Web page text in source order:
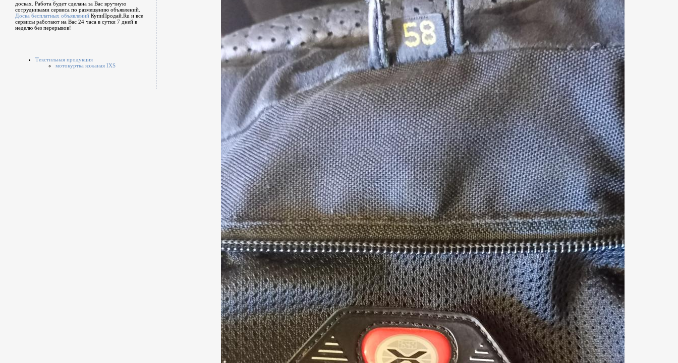
досках. Работа будет сделана за Вас вручную
сотрудниками сервиса по размещению объявлений.
Доска бесплатных объявлений КупиПродай.Ru и все
сервисы работают на Вас 24 часа в сутки 7 дней в
неделю без перерывов!
Текстильная продукция
мотокуртка кожаная IXS